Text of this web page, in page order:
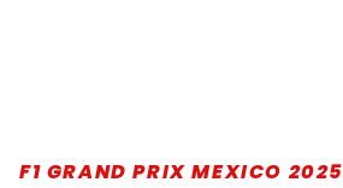
F1 GRAND PRIX MEXICO 2025